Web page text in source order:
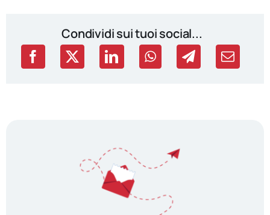
Condividi sui tuoi social...